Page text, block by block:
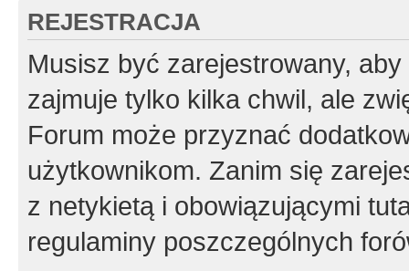
REJESTRACJA
Musisz być zarejestrowany,
zajmuje tylko kilka chwil, ale
Forum może przyznać
użytkownikom. Zanim się
z netykietą i obowiązującymi
regulaminy poszczególnych